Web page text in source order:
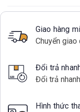
Giao hàng
Chuyển giao
Đổi trả
Đổi trả
Hình thức